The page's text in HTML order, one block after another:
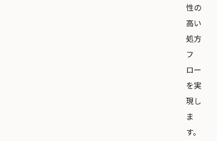
性の
高い
処方
フ
ロー
を実
現し
ま
す。